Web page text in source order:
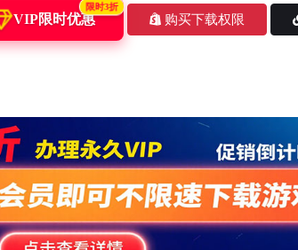
VIP限时优惠
限时3折
购买下载权限